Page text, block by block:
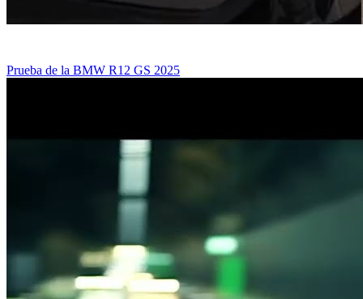
Prueba de la BMW R12 GS 2025